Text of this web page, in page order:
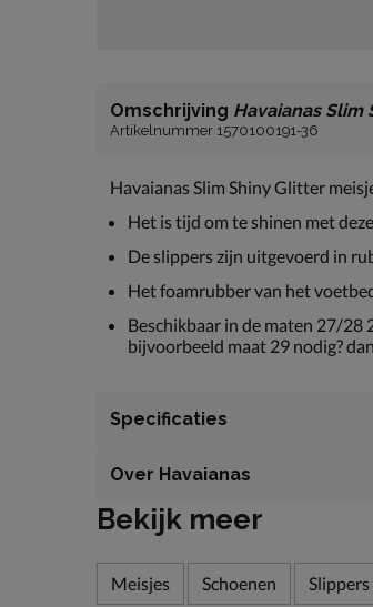
Omschrijving Havaianas Slim
Artikelnummer 1570100191-36
Havaianas Slim Shiny Glitter
Het is tijd om te shinen met
De slippers zijn uitgevoerd in
Het foamrubber van het
Beschikbaar in de maten 27/28
bijvoorbeeld maat 29 nodig?
Specificaties
Over Havaianas
Bekijk meer
Meisjes Schoenen Slippers